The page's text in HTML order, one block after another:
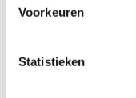
Voorkeuren
Statistieken